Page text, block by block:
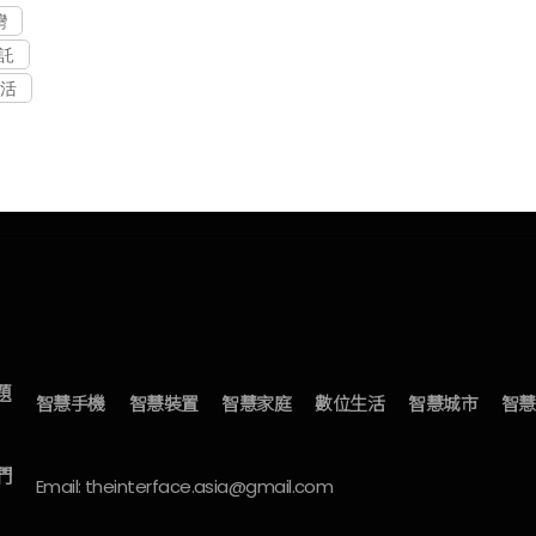
智慧手機 智慧裝置 智慧家庭 數位生活 智慧城市 智
Email: theinterface.asia@gmail.com